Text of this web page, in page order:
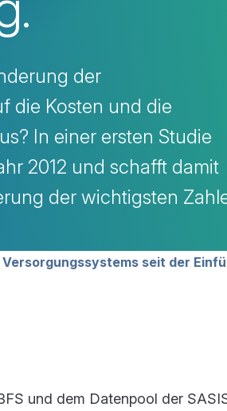
der
die Kosten und die
In einer ersten Studie
2012 und schafft damit
der wichtigsten
seit der
und dem Datenpool der